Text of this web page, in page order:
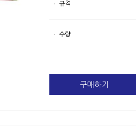
규격
수량
구매하기